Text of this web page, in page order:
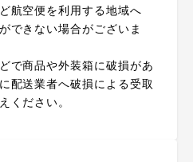
航空便を利用する地域へ
できない場合がございま
で商品や外装箱に破損があ
配送業者へ破損による受取
ください。